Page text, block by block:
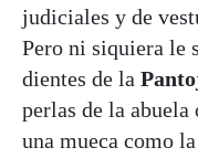
judiciales y de
Pero ni siquiera le
dientes de la
perlas de la
una mueca como